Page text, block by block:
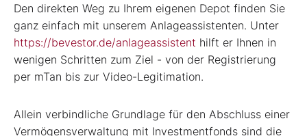
Den direkten Weg zu Ihrem eigenen Depot finden Sie
ganz einfach mit unserem Anlageassistenten. Unter
https://bevestor.de/anlageassistent hilft er Ihnen in
wenigen Schritten zum Ziel - von der Registrierung
per mTan bis zur Video-Legitimation.
Allein verbindliche Grundlage für den Abschluss einer
Vermögensverwaltung mit Investmentfonds sind die